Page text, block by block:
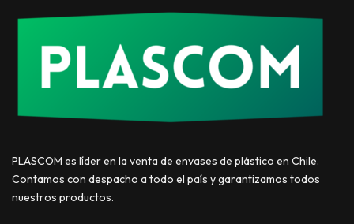
PLASCOM es líder en la venta de envases de plástico en Chile.
Contamos con despacho a todo el país y garantizamos todos
nuestros productos.